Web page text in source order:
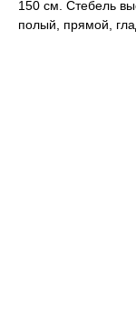
150 см. Стебель
полый, прямой,